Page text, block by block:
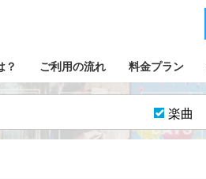
？ ご利用の流れ 料金プラン
楽曲